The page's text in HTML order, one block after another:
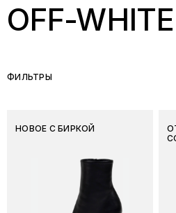
OFF-WHITE
ФИЛЬТРЫ
НОВОЕ С БИРКОЙ